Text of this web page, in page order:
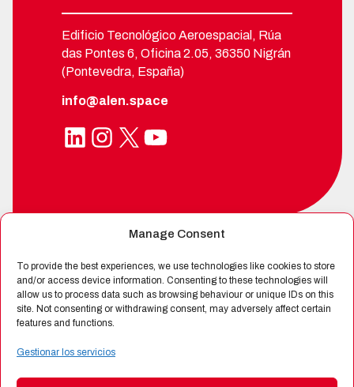
Manage Consent
To provide the best experiences, we use technologies like cookies to store
and/or access device information. Consenting to these technologies will
allow us to process data such as browsing behaviour or unique IDs on this
site. Not consenting or withdrawing consent, may adversely affect certain
features and functions.
Gestionar los servicios
Edificio Tecnológico Aeroespacial, Rúa
das Pontes 6, Oficina 2.05, 36350 Nigrán
(Pontevedra, España)
info@alen.space
LinkedIn Instagram X YouTube
CERTIFICADA POR